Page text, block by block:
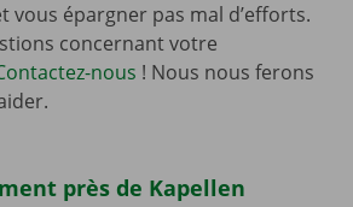
vous épargner pas mal d’efforts.
concernant votre
nous ! Nous nous ferons
près de Kapellen